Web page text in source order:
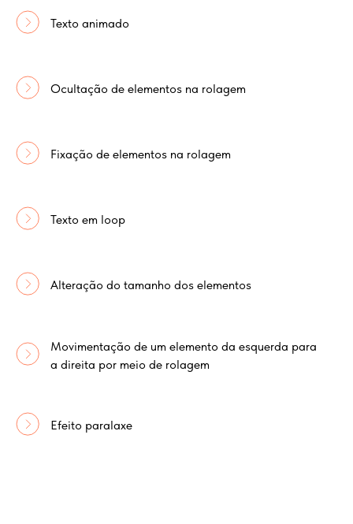
Texto animado
Ocultação de elementos na rolagem
Fixação de elementos na rolagem
Texto em loop
Alteração do tamanho dos elementos
Movimentação de um elemento da esquerda para
a direita por meio de rolagem
Efeito paralaxe